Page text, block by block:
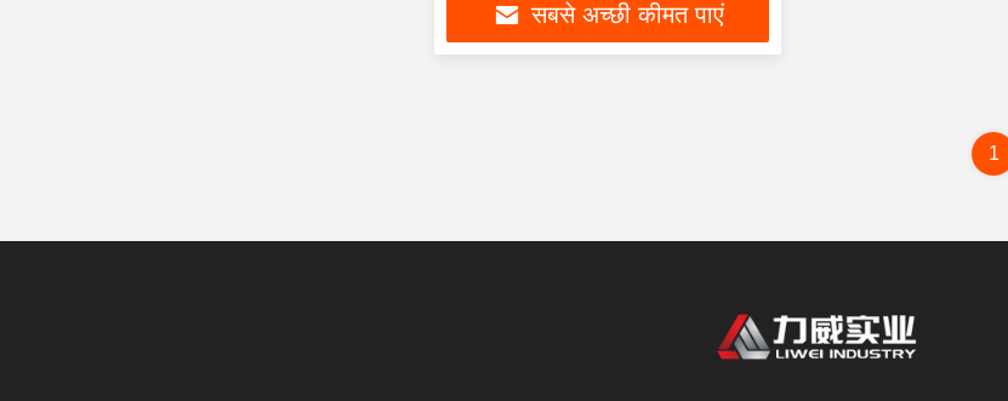
सबसे अच्छी कीमत पाएं
1